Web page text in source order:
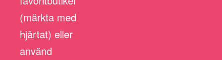
(märkta med
hjärtat) eller
använd